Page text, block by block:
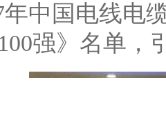
中国电线电
强》名单，